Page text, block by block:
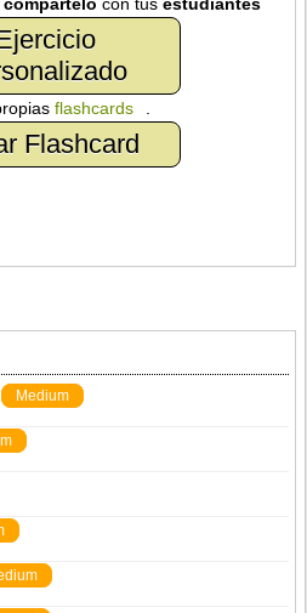
flashcards
Flashcard
Medium